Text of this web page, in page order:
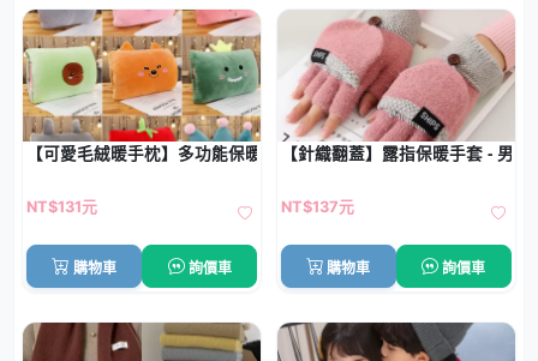
【可愛毛絨暖手枕】多功能保暖-午睡腰靠車枕
NT$131元
購物車 詢價車
【針織翻蓋】露指保暖手套 - 男女
NT$137元
購物車 詢價車